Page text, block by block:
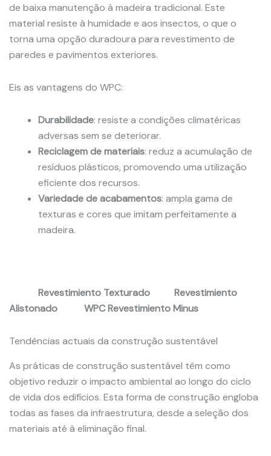
de baixa manutenção à madeira tradicional. Este
material resiste à humidade e aos insectos, o que o
torna uma opção duradoura para revestimento de
paredes e pavimentos exteriores.
Eis as vantagens do WPC:
Durabilidade: resiste a condições climatéricas
adversas sem se deteriorar.
Reciclagem de materiais: reduz a acumulação de
resíduos plásticos, promovendo uma utilização
eficiente dos recursos.
Variedade de acabamentos: ampla gama de
texturas e cores que imitam perfeitamente a
madeira.
Revestimiento Texturado Revestimiento
Alistonado WPC Revestimiento Minus
Tendências actuais da construção sustentável
As práticas de construção sustentável têm como
objetivo reduzir o impacto ambiental ao longo do ciclo
de vida dos edifícios. Esta forma de construção engloba
todas as fases da infraestrutura, desde a seleção dos
materiais até à eliminação final.